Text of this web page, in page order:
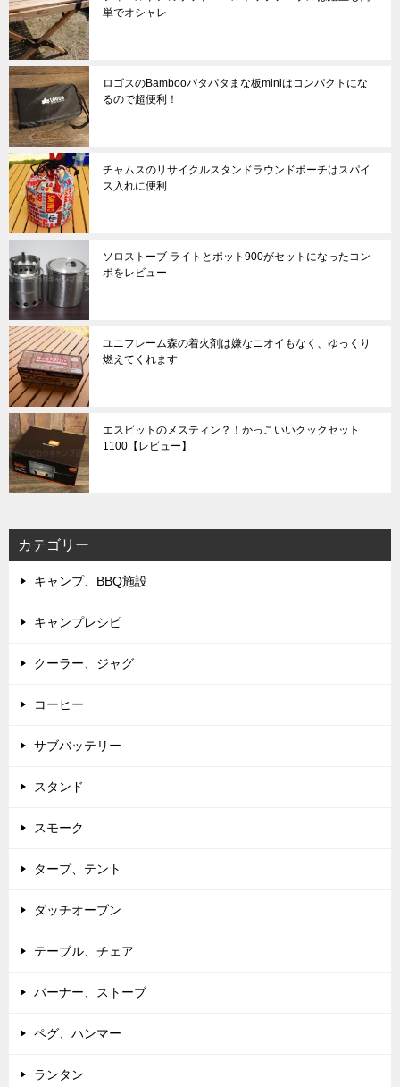
単でオシャレ
ロゴスのBambooパタパタまな板miniはコンパクトにな
るので超便利！
チャムスのリサイクルスタンドラウンドポーチはスパイ
ス入れに便利
ソロストーブ ライトとポット900がセットになったコン
ボをレビュー
ユニフレーム森の着火剤は嫌なニオイもなく、ゆっくり
燃えてくれます
エスビットのメスティン？！かっこいいクックセット
1100【レビュー】
カテゴリー
キャンプ、BBQ施設
キャンプレシピ
クーラー、ジャグ
コーヒー
サブバッテリー
スタンド
スモーク
タープ、テント
ダッチオーブン
テーブル、チェア
バーナー、ストーブ
ペグ、ハンマー
ランタン